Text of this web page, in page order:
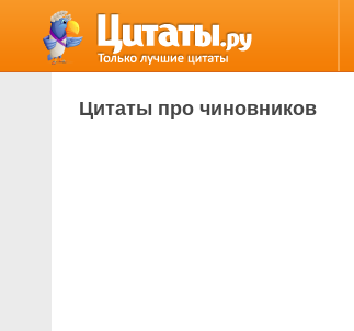
Цитаты про чиновников